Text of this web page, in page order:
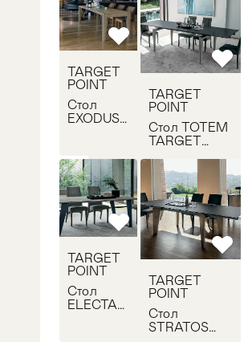
TARGET
POINT
Стол
EXODUS
TA510
TARGET
POINT
Стол TOTEM
TARGET
TARGET
POINT
Стол
ELECTA
TARGET
POINT
Стол
STRATOS